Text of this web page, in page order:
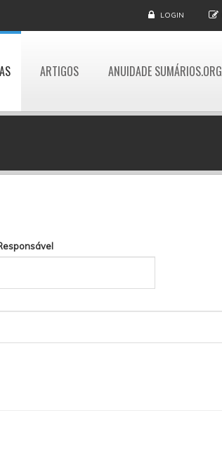
LOGIN
ARTIGOS ANUIDADE SUMÁRIOS.ORG